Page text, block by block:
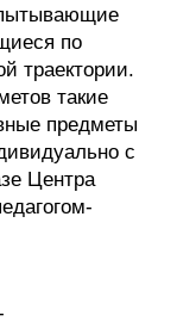
по
траектории.
такие
предметы
с
Центра